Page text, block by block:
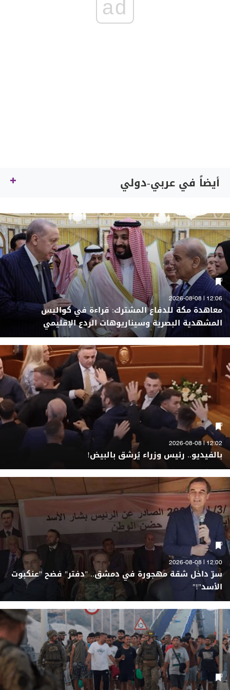
ad
أيضاً في عربي-دولي
12:06 | 2026-08-08
معاهدة مكة للدفاع المشترك: قراءة في كواليس
المشهدية البصرية وسيناريوهات الردع الإقليمي
12:02 | 2026-08-08
بالفيديو.. رئيس وزراء يُرشق بالبيض!
12:00 | 2026-08-08
سرّ داخل شقة مهجورة في دمشق.. "دفتر" فضح "عنكبوت
الأسد"!"